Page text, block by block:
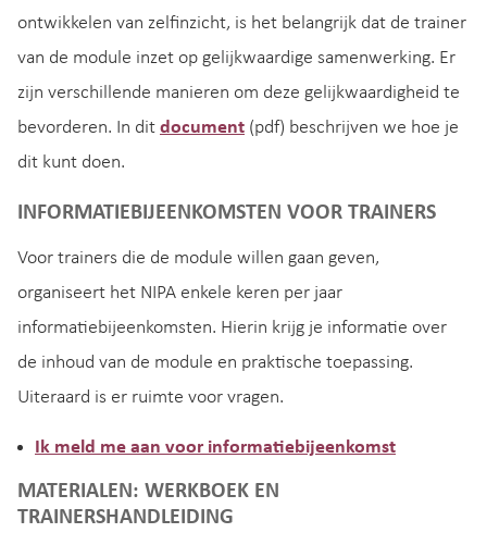
ontwikkelen van zelfinzicht, is het belangrijk dat de trainer
van de module inzet op gelijkwaardige samenwerking. Er
zijn verschillende manieren om deze gelijkwaardigheid te
bevorderen. In dit document (pdf) beschrijven we hoe je
dit kunt doen.
INFORMATIEBIJEENKOMSTEN VOOR TRAINERS
Voor trainers die de module willen gaan geven,
organiseert het NIPA enkele keren per jaar
informatiebijeenkomsten. Hierin krijg je informatie over
de inhoud van de module en praktische toepassing.
Uiteraard is er ruimte voor vragen.
Ik meld me aan voor informatiebijeenkomst
MATERIALEN: WERKBOEK EN
TRAINERSHANDLEIDING